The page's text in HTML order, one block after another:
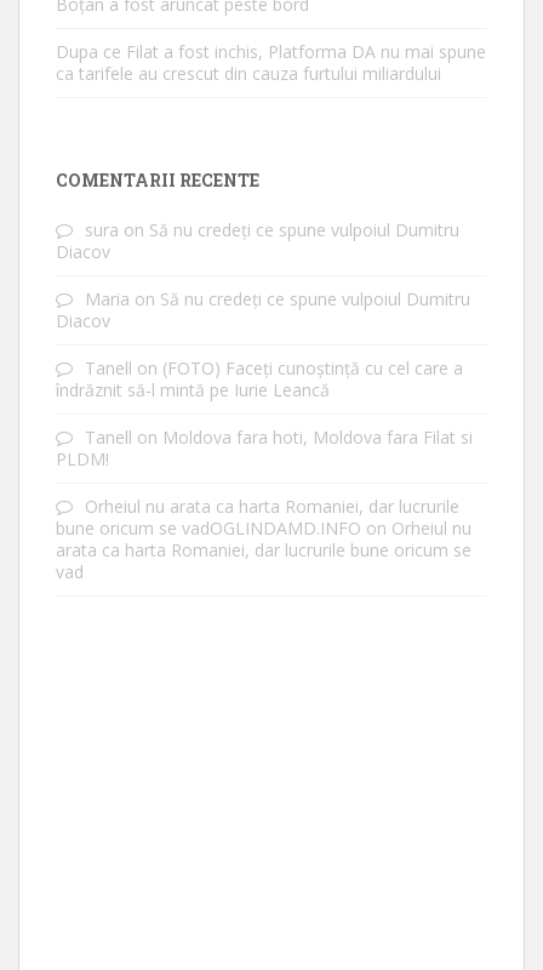
Dupa ce Filat a fost inchis, Platforma DA nu mai spune
ca tarifele au crescut din cauza furtului miliardului
COMENTARII RECENTE
sura on Să nu credeți ce spune vulpoiul Dumitru
Diacov
Maria on Să nu credeți ce spune vulpoiul Dumitru
Diacov
Tanell on (FOTO) Faceți cunoștință cu cel care a
îndrăznit să-l mintă pe Iurie Leancă
Tanell on Moldova fara hoti, Moldova fara Filat si
PLDM!
Orheiul nu arata ca harta Romaniei, dar lucrurile
bune oricum se vadOGLINDAMD.INFO on Orheiul nu
arata ca harta Romaniei, dar lucrurile bune oricum se
vad